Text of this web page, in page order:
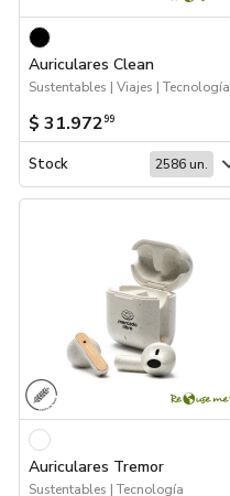
Auriculares Clean
Sustentables | Viajes | Tecnología
$ 31.97299
Stock 2586 un.
Auriculares Tremor
Sustentables | Tecnología